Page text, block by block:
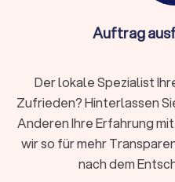
Budget aufbauen
Familien-, Beziehungs-
familiäre Dynamiken
Personal Training:
mentaler Motivation, oft
ganzheitlichem
Ernährungscoaching
begleitet Sie auf dem
Lebensstil mit
Unternehmens- und
Auftrag
Der lokale Spezialist
Zufrieden? Hinterlassen
Anderen Ihre Erfahrung
wir so für mehr
nach dem